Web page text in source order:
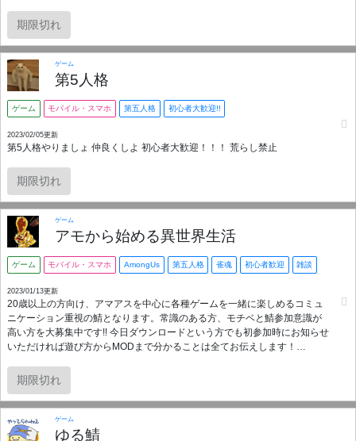
期限切れ
ゲーム
第5人格
ゲーム モバイル・スマホ 第五人格 初心者大歓迎!!
2023/02/05更新
第5人格やりましょ 仲良くしよ 初心者大歓迎！！！ 荒らし禁止
期限切れ
ゲーム
アモから始める異世界生活
ゲーム モバイル・スマホ AmongUs 第五人格 雀魂 初心者歓迎 雑談
2023/01/13更新
20歳以上の方向け、アマアスを中心に各種ゲームを一緒に楽しめるコミュ
ニケーション重視の鯖となります。常識のある方、モチベと鯖参加意識が
高い方を大募集中です!! 今日ダウンロードという方でも初参加時にお知らせ
いただければ遊び方からMODまで分かることは全てお伝えします！
スマホ・switch・PC問いません。 1月新設からIN率低い方を除き現在160名
様を突破、管理者の8割が女性となります。どこよりも優しい村を目指し、
連日講習会を実施中。新規プレイヤーをお迎えしやすいと自負していま
す！アマアスは平日土日問わず連日21時より募集中！夜はほぼ毎日開催中♪
また、企画として語尾んぐや縛り系、各種大会などを最低一度は必ず行っ
期限切れ
ゲーム
ゆる鯖